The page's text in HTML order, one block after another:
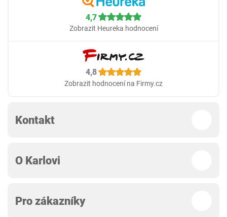
4,7
Zobrazit Heureka hodnocení
4,8
Zobrazit hodnocení na Firmy.cz
Kontakt
O Karlovi
Pro zákazníky